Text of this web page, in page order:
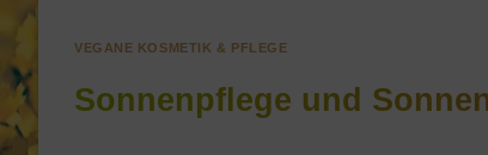
VEGANE KOSMETIK & PFLEGE
Sonnenpflege und